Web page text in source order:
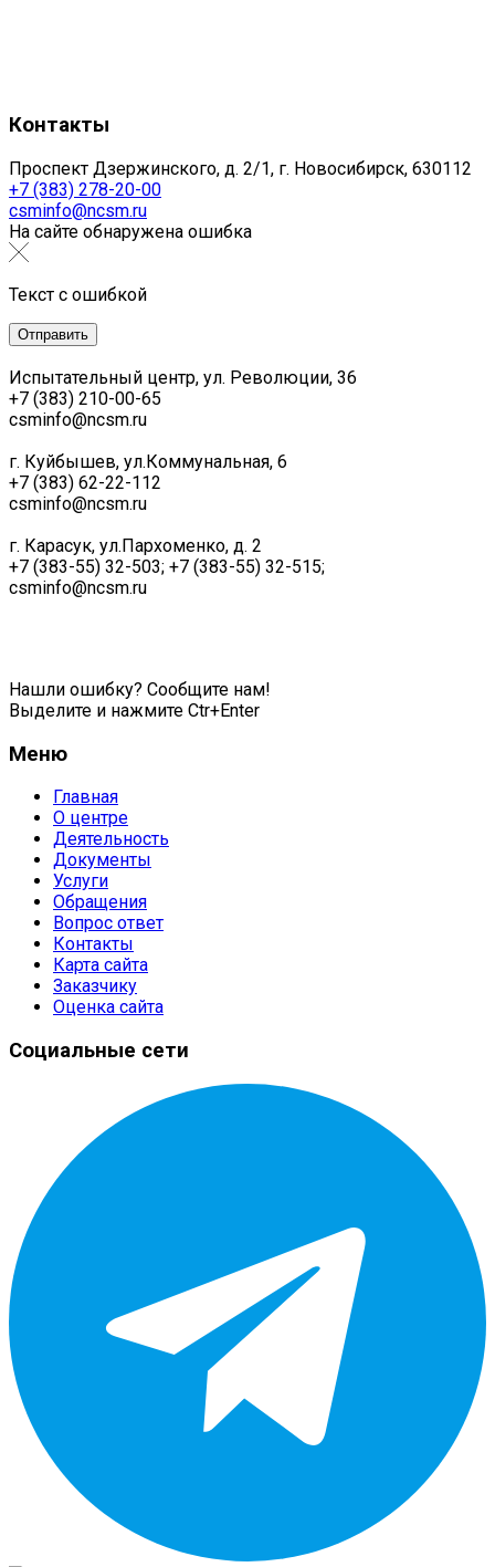
Контакты
Проспект Дзержинского, д. 2/1, г. Новосибирск, 630112
+7 (383) 278-20-00
csminfo@ncsm.ru
На сайте обнаружена ошибка
Текст с ошибкой
Испытательный центр, ул. Революции, 36
+7 (383) 210-00-65
csminfo@ncsm.ru
г. Куйбышев, ул.Коммунальная, 6
+7 (383) 62-22-112
csminfo@ncsm.ru
г. Карасук, ул.Пархоменко, д. 2
+7 (383-55) 32-503; +7 (383-55) 32-515;
csminfo@ncsm.ru
Нашли ошибку? Сообщите нам!
Выделите и нажмите Ctr+Enter
Меню
Главная
О центре
Деятельность
Документы
Услуги
Обращения
Вопрос ответ
Контакты
Карта сайта
Заказчику
Оценка сайта
Социальные сети